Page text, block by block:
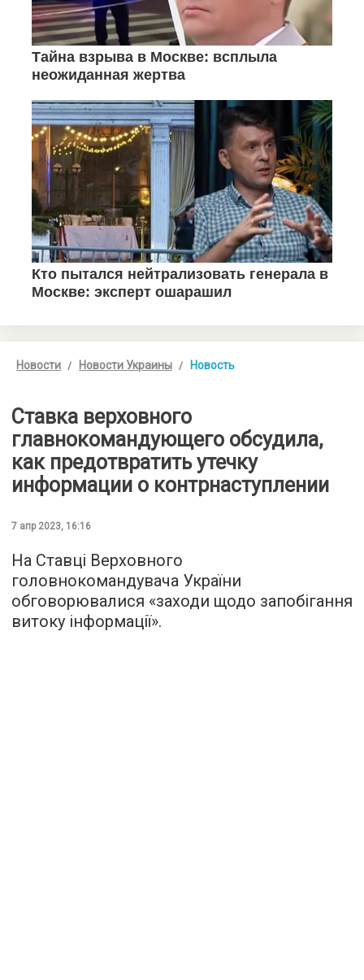
Новости Новости Украины Новость
Ставка верховного
главнокомандующего обсудила,
как предотвратить утечку
информации о контрнаступлении
7 апр 2023, 16:16
На Ставці Верховного
головнокомандувача України
обговорювалися «заходи щодо запобігання
витоку інформації».